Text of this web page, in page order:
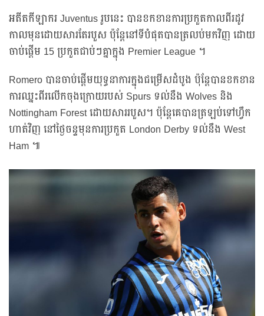
អតីតកីឡាករ Juventus រូបនេះ បានខកខានការប្រកួតកាលពីរដូវ
កាលមុនដោយសារតែរបួស ប៉ុន្តែនៅទីបំផុតបានត្រលប់មកវិញ ដោយ
ចាប់ផ្តើម 15 ប្រកួតជាប់ៗគ្នាក្នុង Premier League ។
Romero បានចាប់ផ្តើមយុទ្ធនាការក្នុងជម្រើសដំបូង ប៉ុន្តែបានខកខាន
ការឈ្នះពីរលើកចុងក្រោយរបស់ Spurs ទល់នឹង Wolves និង
Nottingham Forest ដោយសាររបួស។ ប៉ុន្តែគេបានត្រឡប់ទៅហ្វឹក
ហាត់វិញ នៅថ្ងៃចន្ទមុនការប្រកួត London Derby ទល់នឹង West
Ham ៕